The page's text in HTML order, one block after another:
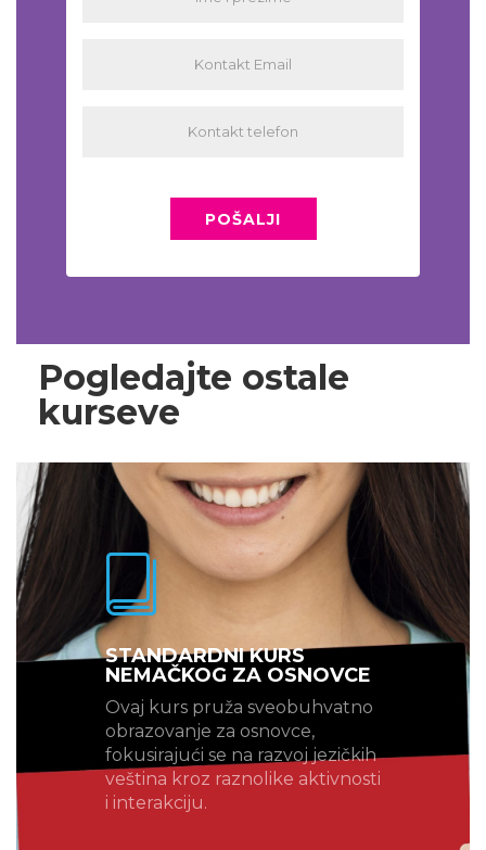
POŠALJI
Pogledajte ostale
kurseve
STANDARDNI KURS
NEMAČKOG ZA OSNOVCE
Ovaj kurs pruža sveobuhvatno
obrazovanje za osnovce,
fokusirajući se na razvoj jezičkih
veština kroz raznolike aktivnosti
i interakciju.